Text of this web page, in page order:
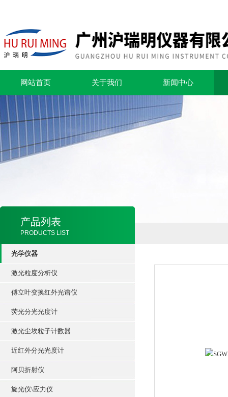
网站首页 关于我们 新闻中心
产品列表
PRODUCTS LIST
光学仪器
激光粒度分析仪
傅立叶变换红外光谱仪
荧光分光光度计
激光尘埃粒子计数器
近红外分光光度计
阿贝折射仪
旋光仪\应力仪